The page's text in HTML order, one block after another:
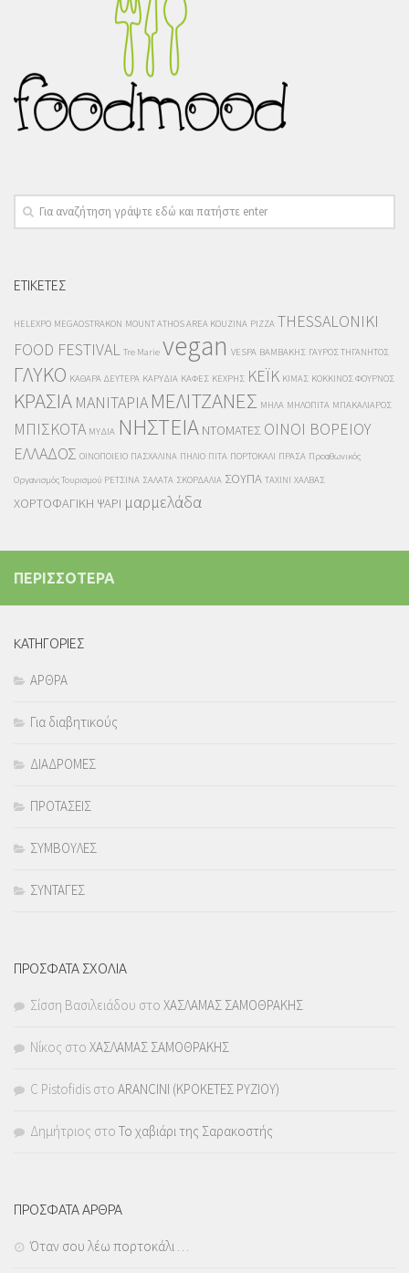
ΕΤΙΚΕΤΕΣ
HELEXPO MEGAOSTRAKON MOUNT ATHOS AREA KOUZINA PIZZA THESSALONIKI
FOOD FESTIVAL
Tre Marie vegan VESPA ΒΑΜΒΑΚΗΣ ΓΑΥΡΟΣ ΤΗΓΑΝΗΤΟΣ
ΓΛΥΚΟ ΚΑΘΑΡΑ ΔΕΥΤΕΡΑ ΚΑΡΥΔΙΑ ΚΑΦΕΣ ΚΕΧΡΗΣ ΚΕΪΚ ΚΙΜΑΣ ΚΟΚΚΙΝΟΣ ΦΟΥΡΝΟΣ
ΚΡΑΣΙΑ ΜΑΝΙΤΑΡΙΑ ΜΕΛΙΤΖΑΝΕΣ ΜΗΛΑ ΜΗΛΟΠΙΤΑ ΜΠΑΚΑΛΙΑΡΟΣ
ΜΠΙΣΚΟΤΑ ΜΥΔΙΑ ΝΗΣΤΕΙΑ ΝΤΟΜΑΤΕΣ ΟΙΝΟΙ ΒΟΡΕΙΟΥ
ΕΛΛΑΔΟΣ ΟΙΝΟΠΟΙΕΙΟ ΠΑΣΧΑΛΙΝΑ ΠΗΛΙΟ ΠΙΤΑ ΠΟΡΤΟΚΑΛΙ ΠΡΑΣΑ Προαθωνικός
Οργανισμός Τουρισμού ΡΕΤΣΙΝΑ ΣΑΛΑΤΑ ΣΚΟΡΔΑΛΙΑ ΣΟΥΠΑ ΤΑΧΙΝΙ ΧΑΛΒΑΣ
ΧΟΡΤΟΦΑΓΙΚΗ ΨΑΡΙ μαρμελάδα
ΠΕΡΙΣΣΟΤΕΡΑ
KΑΤΗΓΟΡΙΕΣ
ΑΡΘΡΑ
Για διαβητικούς
ΔΙΑΔΡΟΜΕΣ
ΠΡΟΤΑΣΕΙΣ
ΣΥΜΒΟΥΛΕΣ
ΣΥΝΤΑΓΕΣ
ΠΡΟΣΦΑΤΑ ΣΧΟΛΙΑ
Σίσση Βασιλειάδου στο ΧΑΣΛΑΜΑΣ ΣΑΜΟΘΡΑΚΗΣ
Νίκος στο ΧΑΣΛΑΜΑΣ ΣΑΜΟΘΡΑΚΗΣ
C Pistofidis στο ARANCINI (ΚΡΟΚΕΤΕΣ ΡΥΖΙΟΥ)
Δημήτριος στο Το χαβιάρι της Σαρακοστής
ΠΡΟΣΦΑΤΑ ΑΡΘΡΑ
Όταν σου λέω πορτοκάλι …